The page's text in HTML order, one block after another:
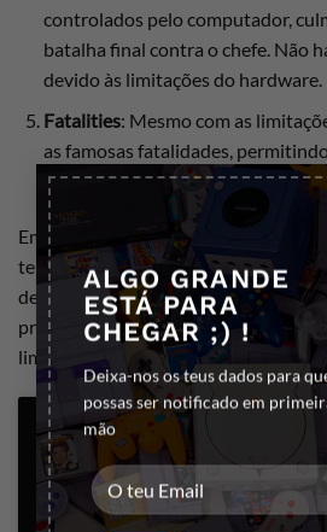
ALGO GRANDE
ESTÁ PARA
CHEGAR ;) !
Deixa-nos os teus dados para
possas ser notificado em
mão
controlados pelo computador,
batalha final contra o chefe. Não
devido às limitações do hardware.
Fatalities: Mesmo com as
as famosas fatalidades,
movimentos finais brutais e
Em resumo, Mortal Kombat 4 para
tentativa ambiciosa de trazer a
de luta mais icônicos para um console
proporcionando diversão e
limitações técnicas.